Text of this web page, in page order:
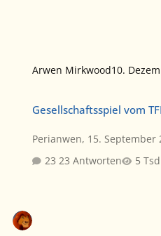
Arwen Mirkwood10.
Gesellschaftsspiel vom
Perianwen, 15. September
23 Antworten